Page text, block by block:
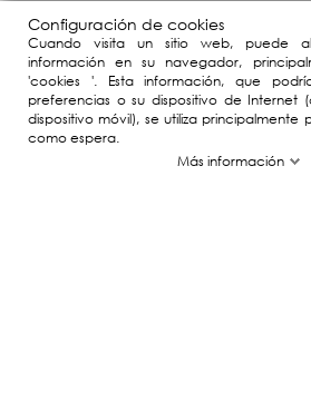
ANILLOS
COLLARES
Configuración de cookies
Cuando visita un sitio web, puede
información en su navegador,
'cookies '. Esta información, que
preferencias o su dispositivo de Internet
dispositivo móvil), se utiliza
como espera.
Más información